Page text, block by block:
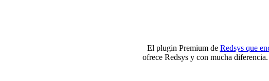
El plugin Premium de Redsys que
ofrece Redsys y con mucha